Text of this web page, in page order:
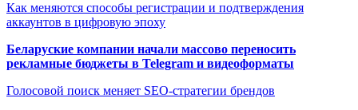
Как меняются способы регистрации и подтверждения
аккаунтов в цифровую эпоху
Беларуские компании начали массово переносить
рекламные бюджеты в Telegram и видеоформаты
Голосовой поиск меняет SEO-стратегии брендов